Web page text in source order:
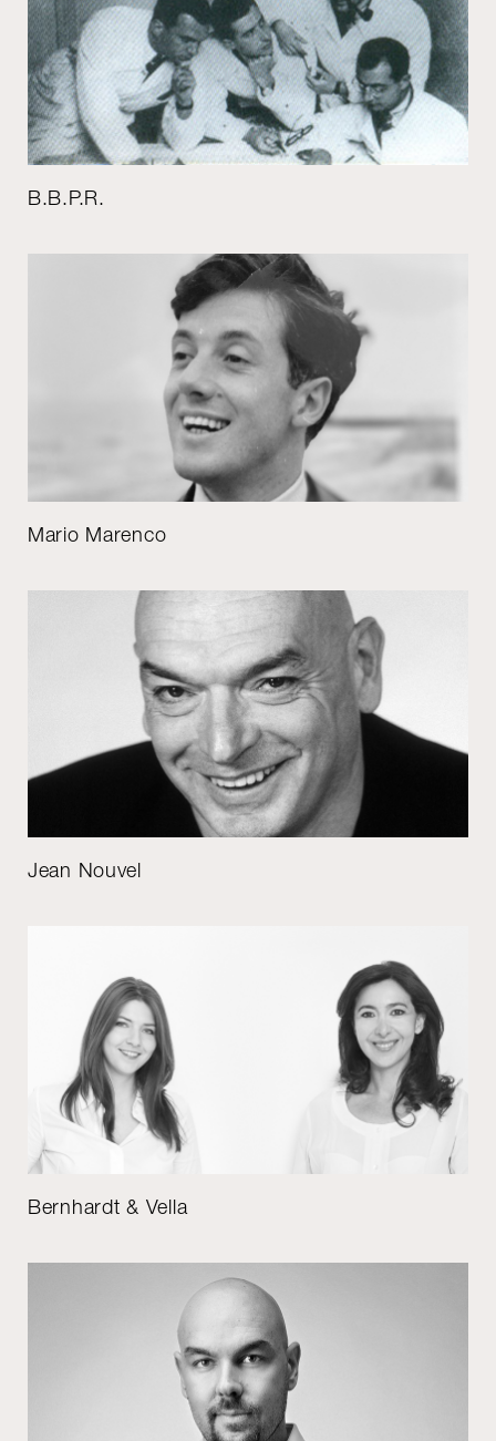
B.B.P.R.
Mario Marenco
Jean Nouvel
Bernhardt & Vella